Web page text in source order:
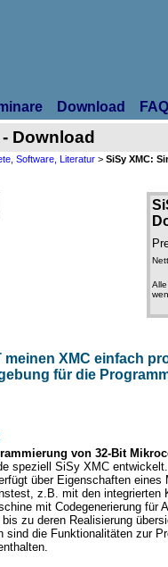
Download FAQ
Download
Software, Literatur > SiSy XMC:
meinen XMC einfach
für die
von 32-Bit
speziell SiSy XMC entwickelt.
über Eigenschaften eines
z.B. mit den integrierten
mit Codegenerierung für
zu deren Realisierung
sind die Funktionalitäten zur